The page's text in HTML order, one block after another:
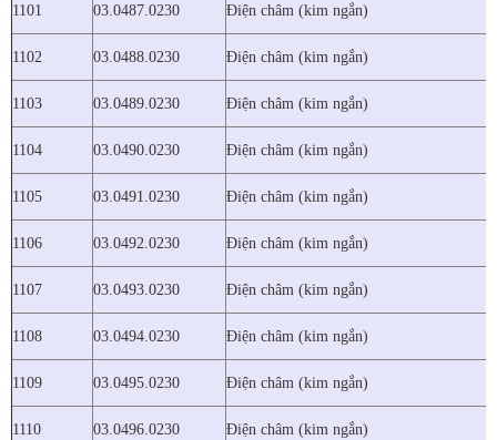
1101 03.0487.0230 Điện châm (kim ngắn)
1102 03.0488.0230 Điện châm (kim ngắn)
1103 03.0489.0230 Điện châm (kim ngắn)
1104 03.0490.0230 Điện châm (kim ngắn)
1105 03.0491.0230 Điện châm (kim ngắn)
1106 03.0492.0230 Điện châm (kim ngắn)
1107 03.0493.0230 Điện châm (kim ngắn)
1108 03.0494.0230 Điện châm (kim ngắn)
1109 03.0495.0230 Điện châm (kim ngắn)
1110 03.0496.0230 Điện châm (kim ngắn)